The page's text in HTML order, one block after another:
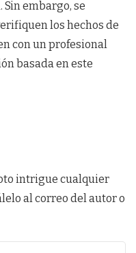
embargo, se
los hechos de
con un profesional
basada en este
intrigue cualquier
al correo del autor o